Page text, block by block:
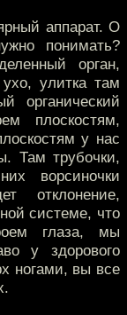
аппарат. О
понимать?
орган,
улитка там
органический
плоскостям,
у нас
Там трубочки,
ворсиночки
отклонение,
системе, что
глаза, мы
у здорового
ногами, вы все